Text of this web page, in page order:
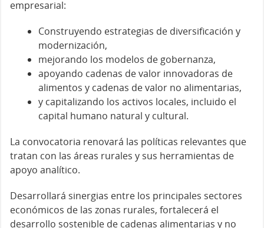
empresarial:
Construyendo estrategias de diversificación y
modernización,
mejorando los modelos de gobernanza,
apoyando cadenas de valor innovadoras de
alimentos y cadenas de valor no alimentarias,
y capitalizando los activos locales, incluido el
capital humano natural y cultural.
La convocatoria renovará las políticas relevantes que
tratan con las áreas rurales y sus herramientas de
apoyo analítico.
Desarrollará sinergias entre los principales sectores
económicos de las zonas rurales, fortalecerá el
desarrollo sostenible de cadenas alimentarias y no